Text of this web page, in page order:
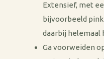
Extensief, met
bijvoorbeeld
daarbij helemaal
Ga voorweiden